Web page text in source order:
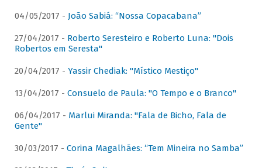
04/05/2017 - João Sabiá: “Nossa Copacabana”
27/04/2017 - Roberto Seresteiro e Roberto Luna: "Dois
Robertos em Seresta"
20/04/2017 - Yassir Chediak: "Místico Mestiço"
13/04/2017 - Consuelo de Paula: "O Tempo e o Branco"
06/04/2017 - Marlui Miranda: "Fala de Bicho, Fala de
Gente"
30/03/2017 - Corina Magalhães: “Tem Mineira no Samba”